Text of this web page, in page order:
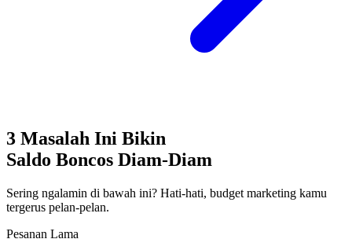
3 Masalah Ini Bikin
Saldo Boncos Diam-Diam
Sering ngalamin di bawah ini? Hati-hati, budget marketing kamu
tergerus pelan-pelan.
Pesanan Lama